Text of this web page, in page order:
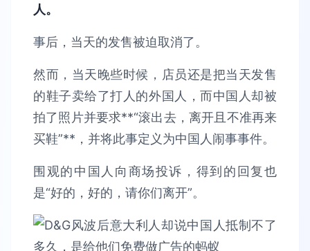
人。
事后，当天的发售被迫取消了。
然而，当天晚些时候，店员还是把当天发售
的鞋子卖给了打人的外国人，而中国人却被
拍了照片并要求**“滚出去，离开且不准再来
买鞋”**，并将此事定义为中国人闹事事件。
围观的中国人向商场投诉，得到的回复也
是“好的，好的，请你们离开”。